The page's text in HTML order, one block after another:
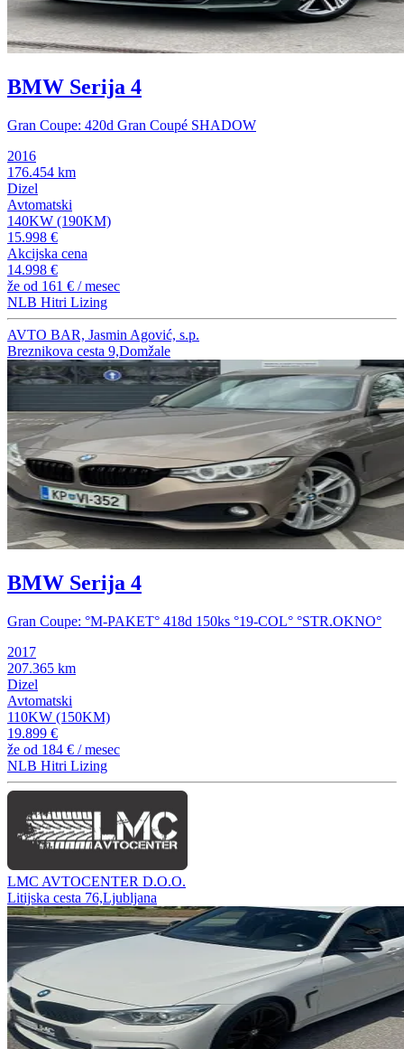
BMW Serija 4
Gran Coupe: 420d Gran Coupé SHADOW
2016
176.454 km
Dizel
Avtomatski
140KW (190KM)
15.998 €
Akcijska cena
14.998 €
že od 161 € / mesec
NLB Hitri Lizing
AVTO BAR, Jasmin Agović, s.p.
Breznikova cesta 9,Domžale
BMW Serija 4
Gran Coupe: °M-PAKET° 418d 150ks °19-COL° °STR.OKNO°
2017
207.365 km
Dizel
Avtomatski
110KW (150KM)
19.899 €
že od 184 € / mesec
NLB Hitri Lizing
LMC AVTOCENTER D.O.O.
Litijska cesta 76,Ljubljana